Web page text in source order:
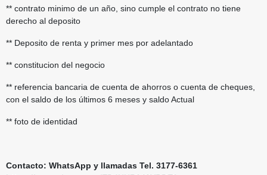
** contrato minimo de un año, sino cumple el contrato no tiene
derecho al deposito
** Deposito de renta y primer mes por adelantado
** constitucion del negocio
** referencia bancaria de cuenta de ahorros o cuenta de cheques,
con el saldo de los últimos 6 meses y saldo Actual
** foto de identidad
Contacto: WhatsApp y llamadas Tel. 3177-6361